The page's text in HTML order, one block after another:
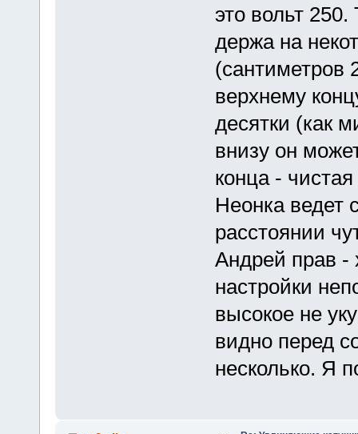
это вольт
держа на
(сантиметров
верхнему
десятки (как
внизу он
конца -
Неонка ведет
расстоянии
Андрей прав -
настройки
высокое не
видно перед
несколько. Я